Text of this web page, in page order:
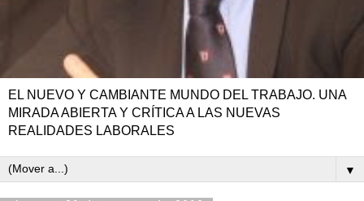
EL NUEVO Y CAMBIANTE MUNDO DEL TRABAJO. UNA
MIRADA ABIERTA Y CRÍTICA A LAS NUEVAS
REALIDADES LABORALES
▼